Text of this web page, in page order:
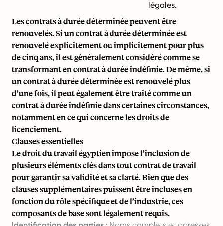
légales.
Les contrats à durée déterminée peuvent être
renouvelés. Si un contrat à durée déterminée est
renouvelé explicitement ou implicitement pour plus
de cinq ans, il est généralement considéré comme se
transformant en contrat à durée indéfinie. De même, si
un contrat à durée déterminée est renouvelé plus
d’une fois, il peut également être traité comme un
contrat à durée indéfinie dans certaines circonstances,
notamment en ce qui concerne les droits de
licenciement.
Clauses essentielles
Le droit du travail égyptien impose l’inclusion de
plusieurs éléments clés dans tout contrat de travail
pour garantir sa validité et sa clarté. Bien que des
clauses supplémentaires puissent être incluses en
fonction du rôle spécifique et de l’industrie, ces
composants de base sont légalement requis.